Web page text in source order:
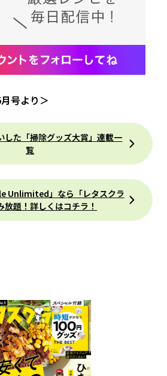
号より＞
た「掃除グッズ大賞」連載一
覧
Unlimited」なら「レタスクラ
放題！詳しくはコチラ！